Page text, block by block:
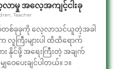
ာမှု အလေ့အကျင့်ငါးခု
, Teacher
ပ်တစ်ခုခုကို လေ့လာသင်ယူတဲ့အခါ
လူကြီးများပါ ထိထိရောက်
နိုင်ဖို့ အရေးကြီးတဲ့ အချက်
ဝေပေးချင်ပါတယ်။ ၁။